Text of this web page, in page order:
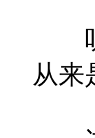
听
从来